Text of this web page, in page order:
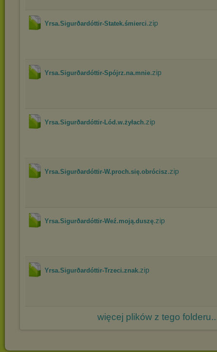
Yrsa.Sigurðardóttir-Statek.śmierci.zip
Yrsa.Sigurðardóttir-Spójrz.na.mnie.zip
Yrsa.Sigurðardóttir-Lód.w.żyłach.zip
Yrsa.Sigurðardóttir-W.proch.się.obrócisz.zip
Yrsa.Sigurðardóttir-Weź.moją.duszę.zip
Yrsa.Sigurðardóttir-Trzeci.znak.zip
więcej plików z tego